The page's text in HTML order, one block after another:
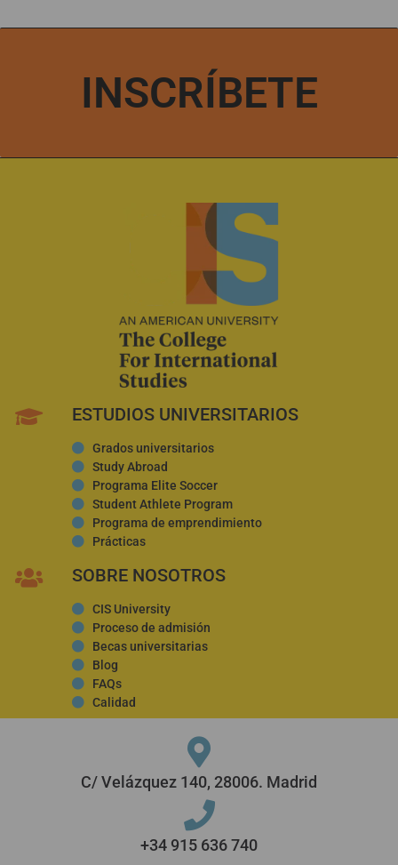
INSCRÍBETE
ESTUDIOS UNIVERSITARIOS
Grados universitarios
Study Abroad
Programa Elite Soccer
Student Athlete Program
Programa de emprendimiento
Prácticas
SOBRE NOSOTROS
CIS University
Proceso de admisión
Becas universitarias
Blog
FAQs
Calidad
C/ Velázquez 140, 28006. Madrid
+34 915 636 740